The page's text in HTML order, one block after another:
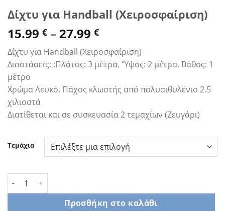
Δίχτυ για Handball (Χειροσφαίριση)
15.99 € – 27.99 €Price
range:
15.99 €
through
Δίχτυ για Handball (Χειροσφαίριση)
Διαστάσεις: :Πλάτος: 3 μέτρα, ‘Ύψος: 2 μέτρα, Βάθος: 1
μέτρο
Χρώμα Λευκό, Πάχος κλωστής από πολυαιθυλένιο 2.5
χιλιοστά
Διατίθεται και σε συσκευασία 2 τεμαχίων (Ζευγάρι)
Τεμάχια
Δίχτυ για Handball (Χειροσφαίριση) ποσότητα
Προσθήκη στο καλάθι